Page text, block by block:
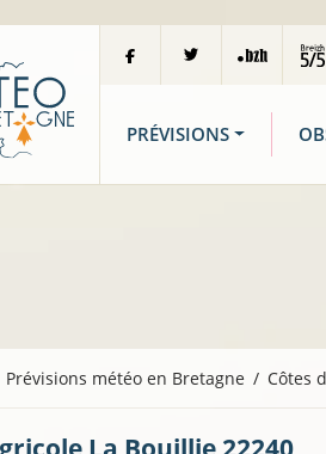
PRÉVISIONS
Prévisions météo en Bretagne Côtes